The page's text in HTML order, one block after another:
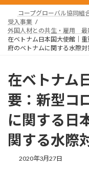
プ
動
コープグローバル協同組
受入事業
外国人材との共生・雇用 最
在ベトナム日本国大使館｜
府のベトナムに関する水際対
在ベトナム
要：新型コ
に関する日
関する水際
2020年3月27日